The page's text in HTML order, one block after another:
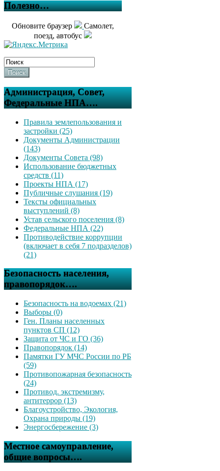
Полезно…
Обновите браузер
Самолет,
поезд, автобус
Поиск
Администрация, Совет,
Федеральные НПА….
Правила землепользования и
застройки (25)
Документы Администрации
(143)
Документы Совета (98)
Использование бюджетных
средств (11)
Проекты НПА (17)
Публичные слушания (19)
Тексты официальных
выступлений (8)
Устав сельского поселения (8)
Федеральные НПА (22)
Противодействие коррупции
(включает в себя 7 подразделов)
(21)
Безопасность населения,
правопорядок….
Безопасность на водоемах (21)
Выборы (0)
Ген. Планы населенных
пунктов СП (12)
Защита от ЧС и ГО (36)
Правопорядок (14)
Памятки ГУ МЧС России по РБ
(59)
Противопожарная безопасность
(24)
Противод. экстремизму,
антитеррор (13)
Благоустройство, Экология,
Охрана природы (19)
Энергосбережение (3)
Местное самоуправление,
общие вопросы….